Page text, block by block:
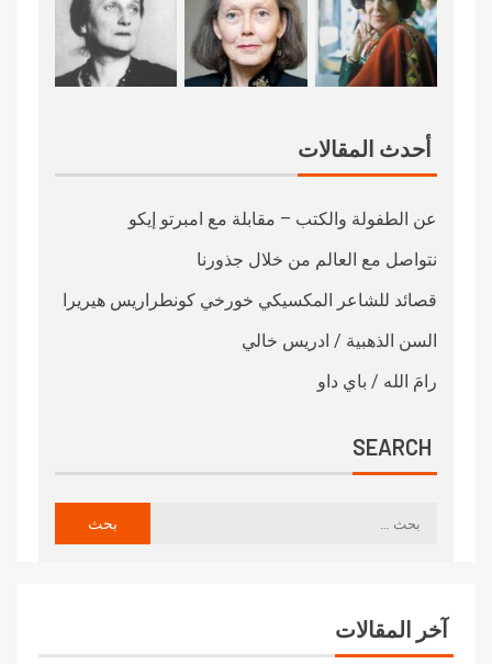
أحدث المقالات
عن الطفولة والكتب – مقابلة مع امبرتو إيكو
نتواصل مع العالم من خلال جذورنا
قصائد للشاعر المكسيكي خورخي كونطراريس هيريرا
السن الذهبية / ادريس خالي
رامَ الله / باي داو
SEARCH
آخر المقالات